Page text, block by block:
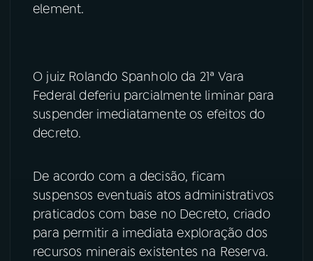
element.
O juiz Rolando Spanholo da 21ª Vara
Federal deferiu parcialmente liminar para
suspender imediatamente os efeitos do
decreto.
De acordo com a decisão, ficam
suspensos eventuais atos administrativos
praticados com base no Decreto, criado
para permitir a imediata exploração dos
recursos minerais existentes na Reserva.